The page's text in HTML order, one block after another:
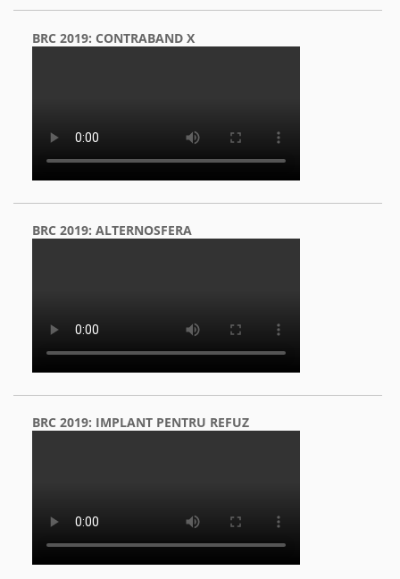
BRC 2019: CONTRABAND X
BRC 2019: ALTERNOSFERA
BRC 2019: IMPLANT PENTRU REFUZ